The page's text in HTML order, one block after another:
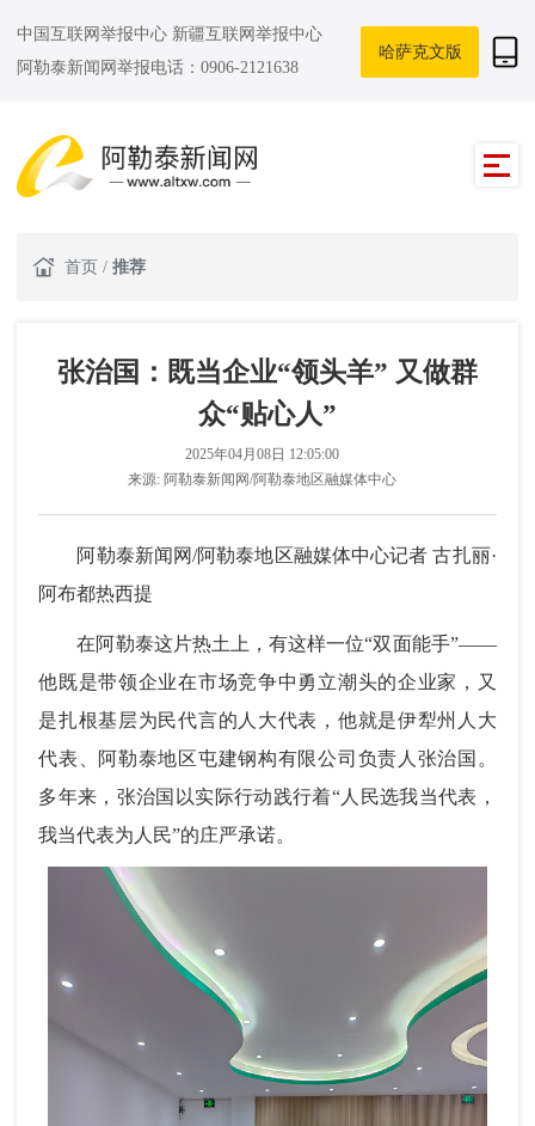
中国互联网举报中心 新疆互联网举报中心
阿勒泰新闻网举报电话：0906-2121638
哈萨克文版
首页 / 推荐
张治国：既当企业“领头羊” 又做群
众“贴心人”
2025年04月08日 12:05:00
来源:阿勒泰新闻网/阿勒泰地区融媒体中心
阿勒泰新闻网/阿勒泰地区融媒体中心记者 古扎丽·
阿布都热西提
在阿勒泰这片热土上，有这样一位“双面能手”——
他既是带领企业在市场竞争中勇立潮头的企业家，又
是扎根基层为民代言的人大代表，他就是伊犁州人大
代表、阿勒泰地区屯建钢构有限公司负责人张治国。
多年来，张治国以实际行动践行着“人民选我当代表，
我当代表为人民”的庄严承诺。